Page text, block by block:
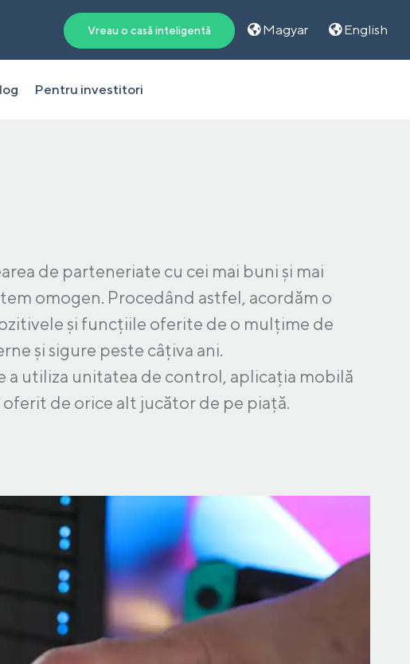
Vreau o casă inteligentă Magyar English
Pentru investitori
de parteneriate cu cei mai buni și mai
omogen. Procedând astfel, acordăm o
și funcțiile oferite de o mulțime de
și sigure peste câțiva ani.
a utiliza unitatea de control, aplicația mobilă
oferit de orice alt jucător de pe piață.